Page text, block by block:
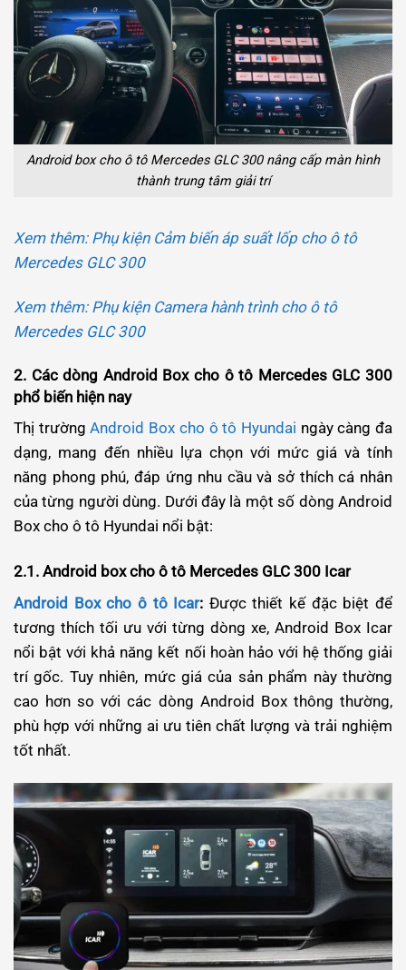
Android box cho ô tô Mercedes GLC 300 nâng cấp màn hình
thành trung tâm giải trí
Xem thêm: Phụ kiện Cảm biến áp suất lốp cho ô tô
Mercedes GLC 300
Xem thêm: Phụ kiện Camera hành trình cho ô tô
Mercedes GLC 300
2. Các dòng Android Box cho ô tô Mercedes GLC 300
phổ biến hiện nay
Thị trườngAndroid Box cho ô tô Hyundai ngày càng đa
dạng, mang đến nhiều lựa chọn với mức giá và tính
năng phong phú, đáp ứng nhu cầu và sở thích cá nhân
của từng người dùng. Dưới đây là một số dòng Android
Box cho ô tô Hyundai nổi bật:
2.1. Android box cho ô tô Mercedes GLC 300 Icar
Android Box cho ô tô Icar: Được thiết kế đặc biệt để
tương thích tối ưu với từng dòng xe, Android Box Icar
nổi bật với khả năng kết nối hoàn hảo với hệ thống giải
trí gốc. Tuy nhiên, mức giá của sản phẩm này thường
cao hơn so với các dòng Android Box thông thường,
phù hợp với những ai ưu tiên chất lượng và trải nghiệm
tốt nhất.